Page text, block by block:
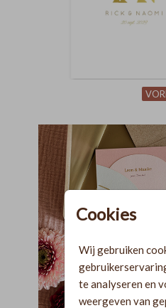
Cookies
Wij gebruiken
te analyseren en
weergeven van